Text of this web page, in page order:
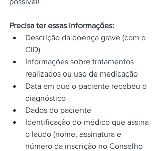
Precisa ter essas informações:
Descrição da doença grave (com o
CID)
Informações sobre tratamentos
realizados ou uso de medicação
Data em que o paciente recebeu o
diagnóstico
Dados do paciente
Identificação do médico que assina
o laudo (nome, assinatura e
número da inscrição no Conselho